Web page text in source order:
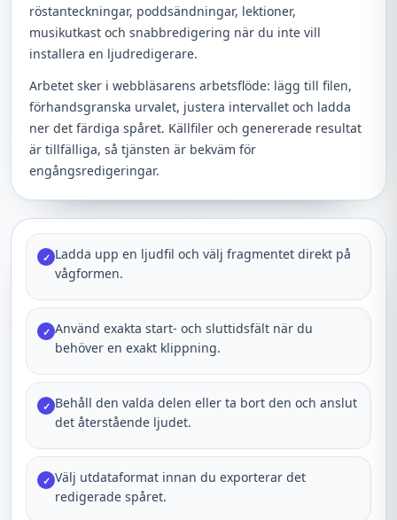
röstanteckningar, poddsändningar, lektioner,
musikutkast och snabbredigering när du inte vill
installera en ljudredigerare.
Arbetet sker i webbläsarens arbetsflöde: lägg till filen,
förhandsgranska urvalet, justera intervallet och ladda
ner det färdiga spåret. Källfiler och genererade resultat
är tillfälliga, så tjänsten är bekväm för
engångsredigeringar.
✓ Ladda upp en ljudfil och välj fragmentet direkt på
vågformen.
✓ Använd exakta start- och sluttidsfält när du
behöver en exakt klippning.
✓ Behåll den valda delen eller ta bort den och anslut
det återstående ljudet.
✓ Välj utdataformat innan du exporterar det
redigerade spåret.